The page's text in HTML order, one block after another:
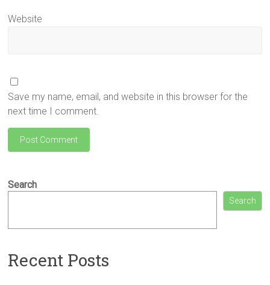
Website
Save my name, email, and website in this browser for the
next time I comment.
Search
Search
Recent Posts